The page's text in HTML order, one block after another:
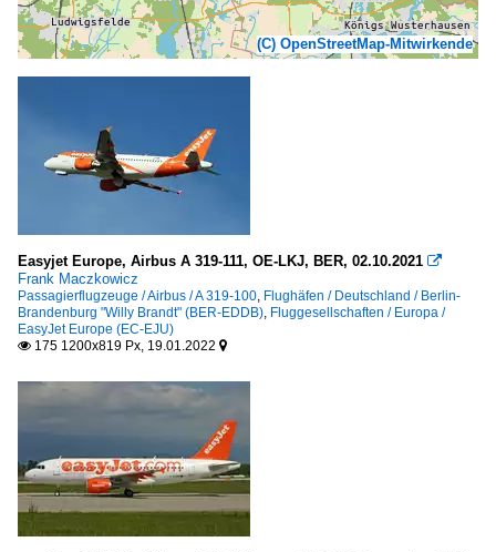
(C) OpenStreetMap-Mitwirkende
Easyjet Europe, Airbus A 319-111, OE-LKJ, BER, 02.10.2021 
Frank Maczkowicz
Passagierflugzeuge / Airbus / A 319-100, Flughäfen / Deutschland / Berlin-
Brandenburg "Willy Brandt" (BER-EDDB), Fluggesellschaften / Europa /
EasyJet Europe (EC-EJU)
 175 1200x819 Px, 19.01.2022 